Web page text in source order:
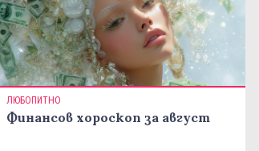
ЛЮБОПИТНО
Финансов хороскоп за август